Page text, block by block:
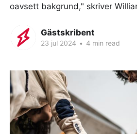
oavsett bakgrund," skriver
Gästskribent
23 jul 2024 • 4 min read